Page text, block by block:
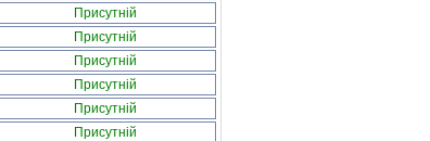
Присутній
Присутній
Присутній
Присутній
Присутній
Присутній